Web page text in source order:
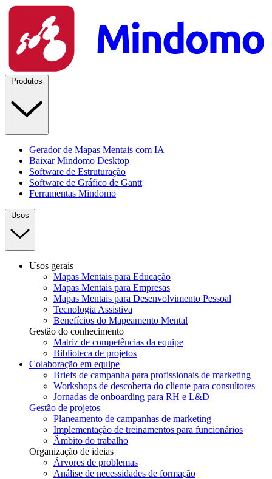
Produtos
Gerador de Mapas Mentais com IA
Baixar Mindomo Desktop
Software de Estruturação
Software de Gráfico de Gantt
Ferramentas Mindomo
Usos
Usos gerais
Mapas Mentais para Educação
Mapas Mentais para Empresas
Mapas Mentais para Desenvolvimento Pessoal
Tecnologia Assistiva
Benefícios do Mapeamento Mental
Gestão do conhecimento
Matriz de competências da equipe
Biblioteca de projetos
Colaboração em equipe
Briefs de campanha para profissionais de marketing
Workshops de descoberta do cliente para consultores
Jornadas de onboarding para RH e L&D
Gestão de projetos
Planeamento de campanhas de marketing
Implementação de treinamentos para funcionários
Âmbito do trabalho
Organização de ideias
Árvores de problemas
Análise de necessidades de formação